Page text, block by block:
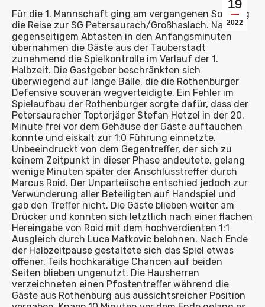
19
2022
Für die 1. Mannschaft ging am vergangenen Sonntag
die Reise zur SG Petersaurach/Großhaslach. Nach
gegenseitigem Abtasten in den Anfangsminuten
übernahmen die Gäste aus der Tauberstadt
zunehmend die Spielkontrolle im Verlauf der 1.
Halbzeit. Die Gastgeber beschränkten sich
überwiegend auf lange Bälle, die die Rothenburger
Defensive souverän wegverteidigte. Ein Fehler im
Spielaufbau der Rothenburger sorgte dafür, dass der
Petersauracher Toptorjäger Stefan Hetzel in der 20.
Minute frei vor dem Gehäuse der Gäste auftauchen
konnte und eiskalt zur 1:0 Führung einnetzte.
Unbeeindruckt von dem Gegentreffer, der sich zu
keinem Zeitpunkt in dieser Phase andeutete, gelang
wenige Minuten später der Anschlusstreffer durch
Marcus Roid. Der Unparteiische entschied jedoch zur
Verwunderung aller Beteiligten auf Handspiel und
gab den Treffer nicht. Die Gäste blieben weiter am
Drücker und konnten sich letztlich nach einer flachen
Hereingabe von Roid mit dem hochverdienten 1:1
Ausgleich durch Luca Matkovic belohnen. Nach Ende
der Halbzeitpause gestaltete sich das Spiel etwas
offener. Teils hochkarätige Chancen auf beiden
Seiten blieben ungenutzt. Die Hausherren
verzeichneten einen Pfostentreffer während die
Gäste aus Rothenburg aus aussichtsreicher Position